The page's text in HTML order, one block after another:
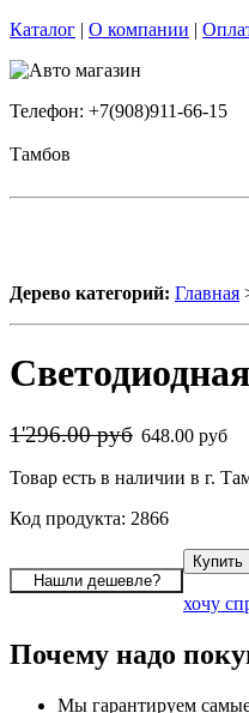
Каталог | О компании |
Телефон: +7(908)911-66-15
Тамбов
Дерево категорий: Главная
1'296.00 руб 648.00 руб
Товар есть в наличии в г.
Код продукта: 2866
хочу
Почему надо
Мы гарантируем